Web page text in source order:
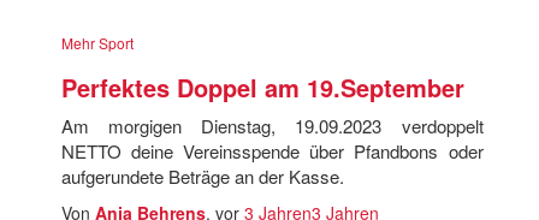
Mehr Sport
Perfektes Doppel am 19.September
Am morgigen Dienstag, 19.09.2023 verdoppelt
NETTO deine Vereinsspende über Pfandbons oder
aufgerundete Beträge an der Kasse.
Von Anja Behrens, vor 3 Jahren3 Jahren